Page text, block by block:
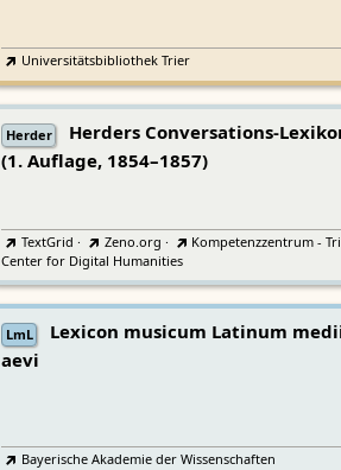
Universitätsbibliothek Trier
Herder
Herders Conversations-
(1. Auflage, 1854–1857)
TextGrid · Zeno.org ·
Kompetenzzentrum -
Center for Digital Humanities
LmL
Lexicon musicum Latinum
aevi
Bayerische Akademie der Wissenschaften